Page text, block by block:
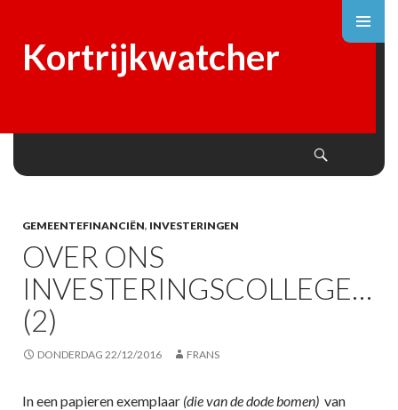
Kortrijkwatcher
GEMEENTEFINANCIËN, INVESTERINGEN
OVER ONS
INVESTERINGSCOLLEGE…
(2)
DONDERDAG 22/12/2016 FRANS
In een papieren exemplaar (die van de dode bomen) van